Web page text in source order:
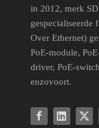
in 2012, merk
gespecialiseerde
Over Ethernet)
PoE-module,
driver, PoE-
enzovoort.